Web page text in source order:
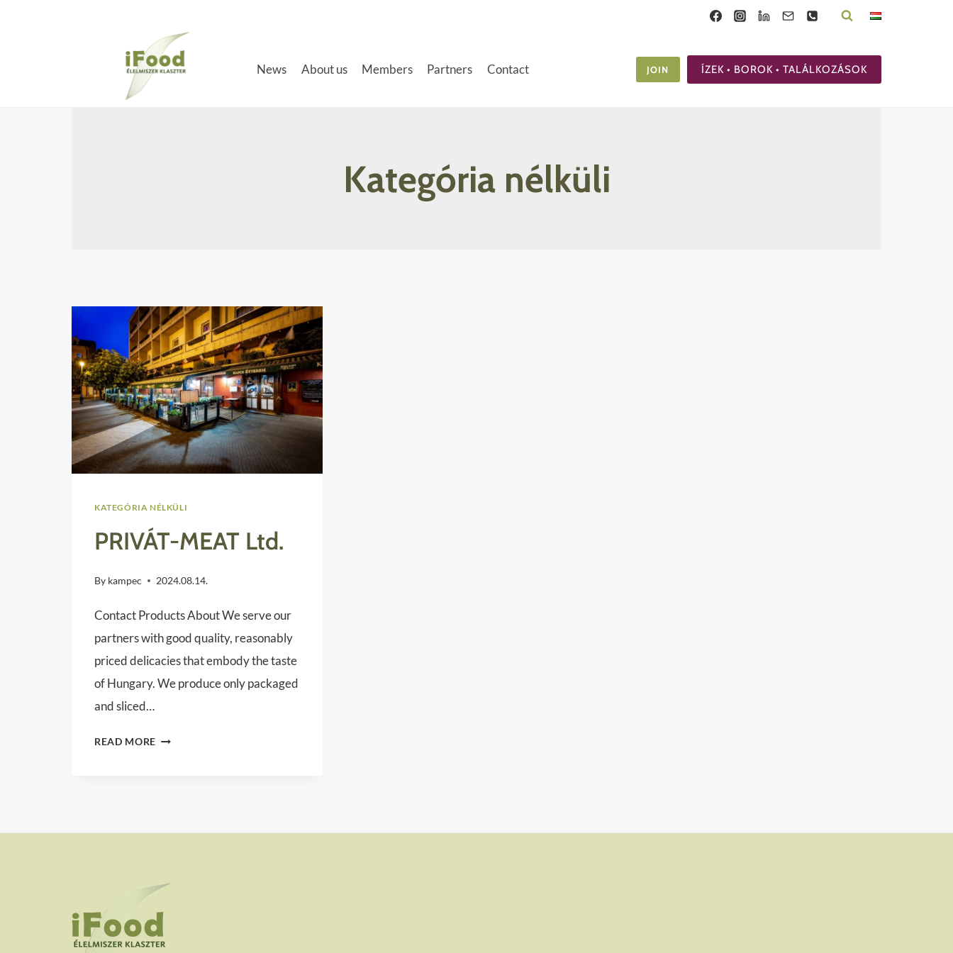
News
About us Members Partners Contact JOIN ÍZEK • BOROK • TALÁLKOZÁSOK
Kategória nélküli
KATEGÓRIA NÉLKÜLI
PRIVÁT-MEAT Ltd.
By kampec 2024.08.14.
Contact Products About We serve our
partners with good quality, reasonably
priced delicacies that embody the taste
of Hungary. We produce only packaged
and sliced…
READ MORE PRIVÁT-